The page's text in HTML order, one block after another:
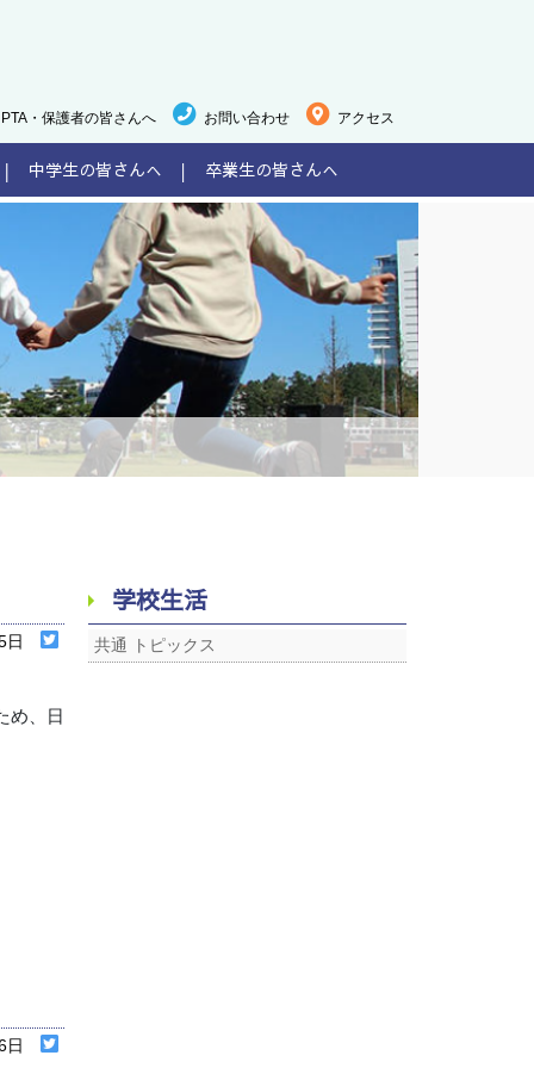
PTA・保護者の皆さんへ お問い合わせ アクセス
中学生の皆さんへ 卒業生の皆さんへ
日
め、日
日
学校生活
共通 トピックス